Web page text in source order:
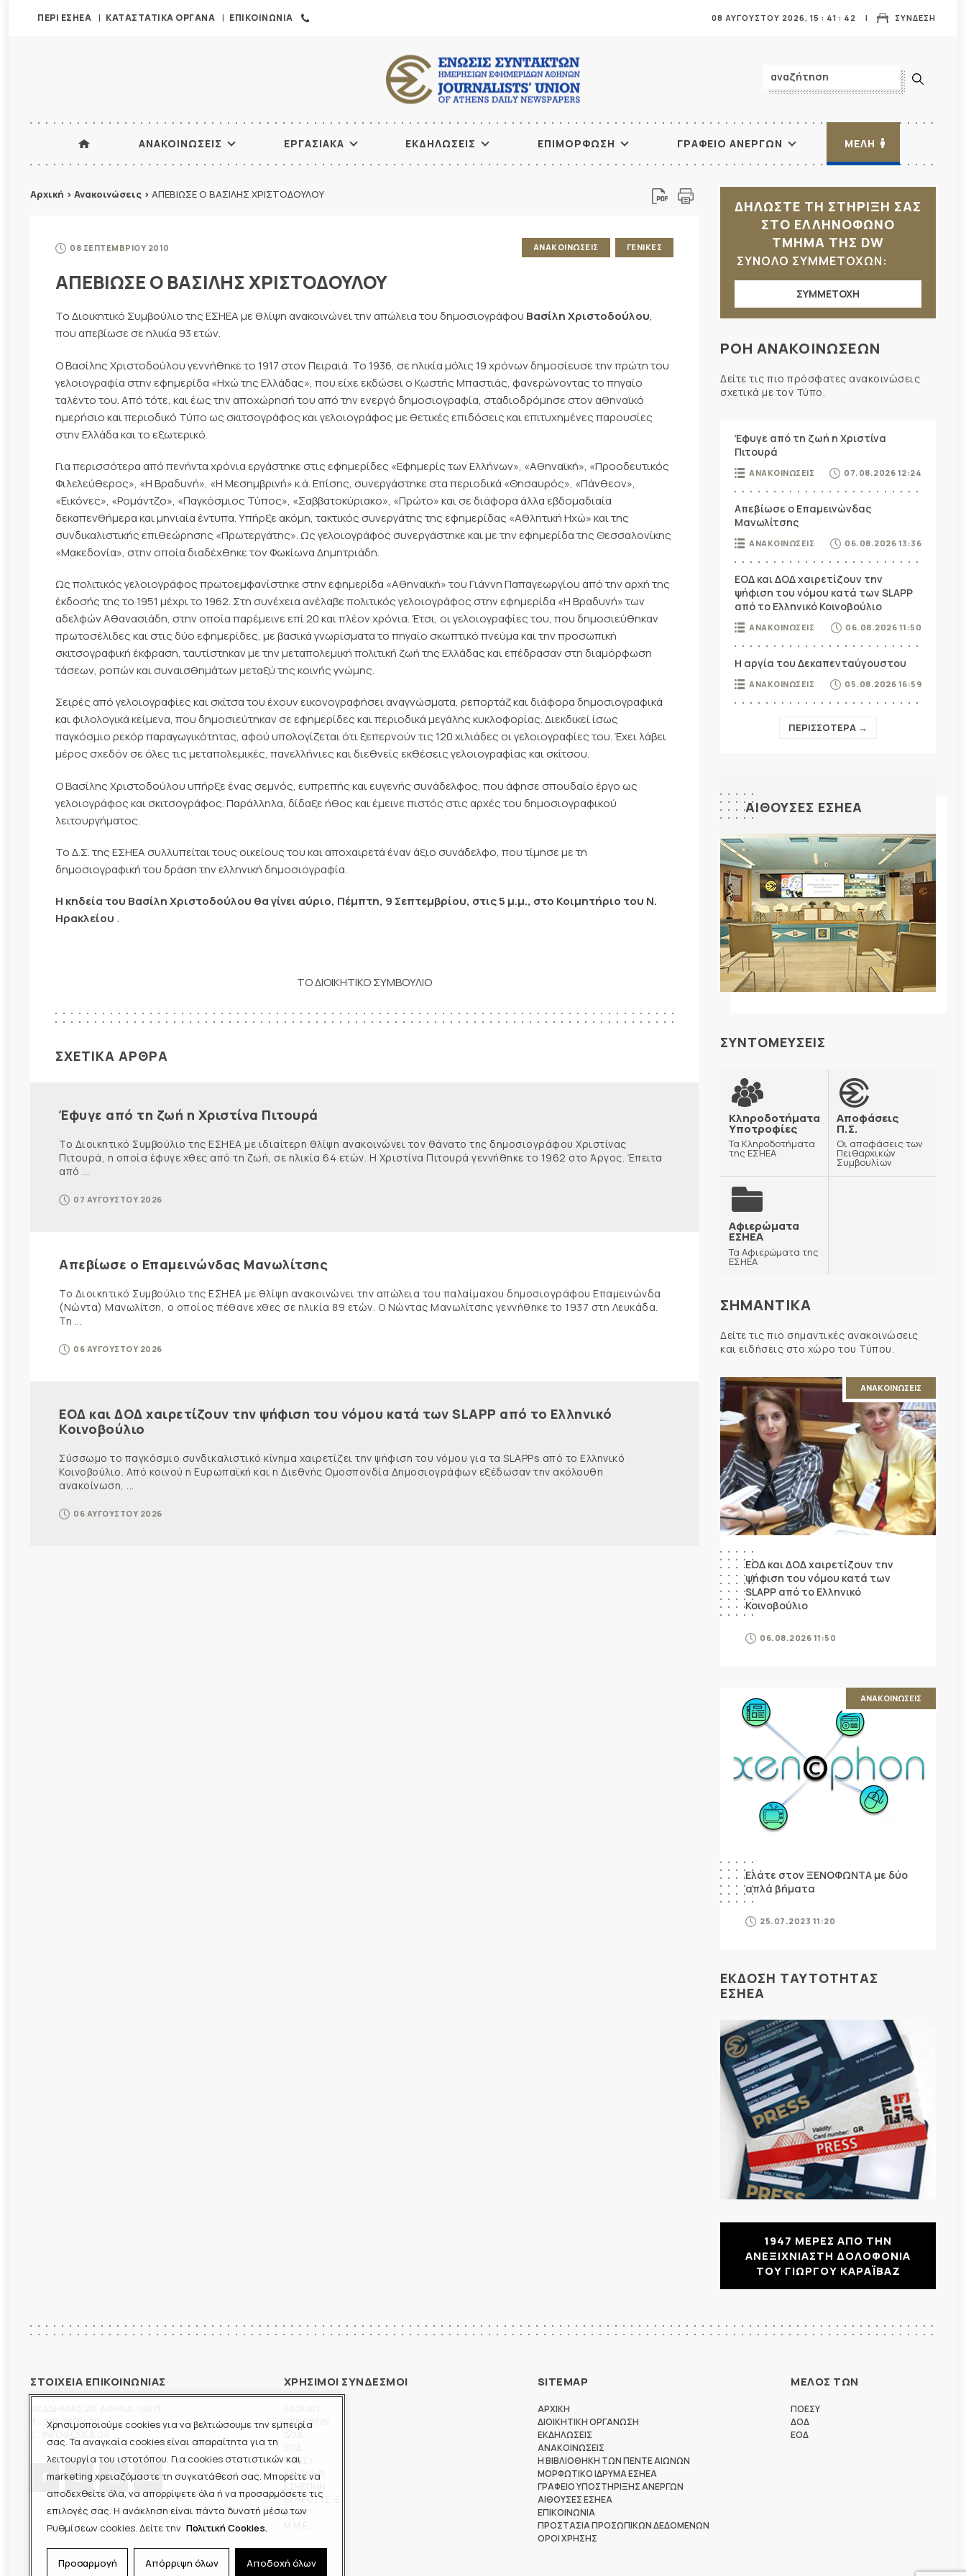
Χρησιμοποιούμε cookies για να βελτιώσουμε την εμπειρία
σας. Τα αναγκαία cookies είναι απαραίτητα για τη
λειτουργία του ιστοτόπου. Για cookies στατιστικών και
marketing χρειαζόμαστε τη συγκατάθεσή σας. Μπορείτε να
αποδεχθείτε όλα, να απορρίψετε όλα ή να προσαρμόσετε τις
επιλογές σας. Η ανάκληση είναι πάντα δυνατή μέσω των
Ρυθμίσεων cookies. Δείτε την Πολιτική Cookies.
Προσαρμογή Απόρριψη όλων Αποδοχή όλων
ΠΕΡΙ ΕΣΗΕΑ ΚΑΤΑΣΤΑΤΙΚΑ ΟΡΓΑΝΑ ΕΠΙΚΟΙΝΩΝΙΑ ΣΥΝΔΕΣΗ
08 ΑΥΓΟΥΣΤΟΥ 2026, 15 : 41 : 44
ΑΝΑΚΟΙΝΩΣΕΙΣ ΕΡΓΑΣΙΑΚΑ ΕΚΔΗΛΩΣΕΙΣ ΕΠΙΜΟΡΦΩΣΗ ΓΡΑΦΕΙΟ ΑΝΕΡΓΩΝ ΜΕΛΗ
Αρχική > Ανακοινώσεις > ΑΠΕΒΙΩΣΕ Ο ΒΑΣΙΛΗΣ ΧΡΙΣΤΟΔΟΥΛΟΥ
08 ΣΕΠΤΕΜΒΡΙΟΥ 2010 ΑΝΑΚΟΙΝΩΣΕΙΣ ΓΕΝΙΚΕΣ
ΑΠΕΒΙΩΣΕ Ο ΒΑΣΙΛΗΣ ΧΡΙΣΤΟΔΟΥΛΟΥ
Το Διοικητικό Συμβούλιο της ΕΣΗΕΑ με θλίψη ανακοινώνει την απώλεια του δημοσιογράφου Βασίλη Χριστοδούλου,
που απεβίωσε σε ηλικία 93 ετών.
Ο Βασίλης Χριστοδούλου γεννήθηκε το 1917 στον Πειραιά. Το 1936, σε ηλικία μόλις 19 χρόνων δημοσίευσε την πρώτη του
γελοιογραφία στην εφημερίδα «Ηχώ της Ελλάδας», που είχε εκδώσει ο Κωστής Μπαστιάς, φανερώνοντας το πηγαίο
ταλέντο του. Από τότε, και έως την αποχώρησή του από την ενεργό δημοσιογραφία, σταδιοδρόμησε στον αθηναϊκό
ημερήσιο και περιοδικό Τύπο ως σκιτσογράφος και γελοιογράφος με θετικές επιδόσεις και επιτυχημένες παρουσίες
στην Ελλάδα και το εξωτερικό.
Για περισσότερα από πενήντα χρόνια εργάστηκε στις εφημερίδες «Εφημερίς των Ελλήνων», «Αθηναϊκή», «Προοδευτικός
Φιλελεύθερος», «Η Βραδυνή», «Η Μεσημβρινή» κ.ά. Επίσης, συνεργάστηκε στα περιοδικά «Θησαυρός», «Πάνθεον»,
«Εικόνες», «Ρομάντζο», «Παγκόσμιος Τύπος», «Σαββατοκύριακο», «Πρώτο» και σε διάφορα άλλα εβδομαδιαία
δεκαπενθήμερα και μηνιαία έντυπα. Υπήρξε ακόμη, τακτικός συνεργάτης της εφημερίδας «Αθλητική Ηχώ» και της
συνδικαλιστικής επιθεώρησης «Πρωτεργάτης». Ως γελοιογράφος συνεργάστηκε και με την εφημερίδα της Θεσσαλονίκης
«Μακεδονία», στην οποία διαδέχθηκε τον Φωκίωνα Δημητριάδη.
Ως πολιτικός γελοιογράφος πρωτοεμφανίστηκε στην εφημερίδα «Αθηναϊκή» του Γιάννη Παπαγεωργίου από την αρχή της
έκδοσής της το 1951 μέχρι το 1962. Στη συνέχεια ανέλαβε πολιτικός γελοιογράφος στην εφημερίδα «Η Βραδυνή» των
αδελφών Αθανασιάδη, στην οποία παρέμεινε επί 20 και πλέον χρόνια. Έτσι, οι γελοιογραφίες του, που δημοσιεύθηκαν
πρωτοσέλιδες και στις δύο εφημερίδες, με βασικά γνωρίσματα το πηγαίο σκωπτικό πνεύμα και την προσωπική
σκιτσογραφική έκφραση, ταυτίστηκαν με την μεταπολεμική πολιτική ζωή της Ελλάδας και επέδρασαν στη διαμόρφωση
τάσεων, ροπών και συναισθημάτων μεταξύ της κοινής γνώμης.
Σειρές από γελοιογραφίες και σκίτσα του έχουν εικονογραφήσει αναγνώσματα, ρεπορτάζ και διάφορα δημοσιογραφικά
και φιλολογικά κείμενα, που δημοσιεύτηκαν σε εφημερίδες και περιοδικά μεγάλης κυκλοφορίας. Διεκδικεί ίσως
παγκόσμιο ρεκόρ παραγωγικότητας, αφού υπολογίζεται ότι ξεπερνούν τις 120 χιλιάδες οι γελοιογραφίες του. Έχει λάβει
μέρος σχεδόν σε όλες τις μεταπολεμικές, πανελλήνιες και διεθνείς εκθέσεις γελοιογραφίας και σκίτσου.
Ο Βασίλης Χριστοδούλου υπήρξε ένας σεμνός, ευπρεπής και ευγενής συνάδελφος, που άφησε σπουδαίο έργο ως
γελοιογράφος και σκιτσογράφος. Παράλληλα, δίδαξε ήθος και έμεινε πιστός στις αρχές του δημοσιογραφικού
λειτουργήματος.
Το Δ.Σ. της ΕΣΗΕΑ συλλυπείται τους οικείους του και αποχαιρετά έναν άξιο συνάδελφο, που τίμησε με τη
δημοσιογραφική του δράση την ελληνική δημοσιογραφία.
Η κηδεία του Βασίλη Χριστοδούλου θα γίνει αύριο, Πέμπτη, 9 Σεπτεμβρίου, στις 5 μ.μ., στο Κοιμητήριο του Ν.
Ηρακλείου .
ΤΟ ΔΙΟΙΚΗΤΙΚΟ ΣΥΜΒΟΥΛΙΟ
ΣΧΕΤΙΚΑ ΑΡΘΡΑ
Έφυγε από τη ζωή η Χριστίνα Πιτουρά
Το Διοικητικό Συμβούλιο της ΕΣΗΕΑ με ιδιαίτερη θλίψη ανακοινώνει τον θάνατο της δημοσιογράφου Χριστίνας
Πιτουρά, η οποία έφυγε χθες από τη ζωή, σε ηλικία 64 ετών. Η Χριστίνα Πιτουρά γεννήθηκε το 1962 στο Άργος. Έπειτα
από ...
07 ΑΥΓΟΥΣΤΟΥ 2026
Απεβίωσε ο Επαμεινώνδας Μανωλίτσης
Το Διοικητικό Συμβούλιο της ΕΣΗΕΑ με θλίψη ανακοινώνει την απώλεια του παλαίμαχου δημοσιογράφου Επαμεινώνδα
(Νώντα) Μανωλίτση, ο οποίος πέθανε χθες σε ηλικία 89 ετών. Ο Νώντας Μανωλίτσης γεννήθηκε το 1937 στη Λευκάδα.
Τη ...
06 ΑΥΓΟΥΣΤΟΥ 2026
ΕΟΔ και ΔΟΔ χαιρετίζουν την ψήφιση του νόμου κατά των SLAPP από το Ελληνικό
Κοινοβούλιο
Σύσσωμο το παγκόσμιο συνδικαλιστικό κίνημα χαιρετίζει την ψήφιση του νόμου για τα SLAPPs από το Ελληνικό
Κοινοβούλιο. Από κοινού η Ευρωπαϊκή και η Διεθνής Ομοσπονδία Δημοσιογράφων εξέδωσαν την ακόλουθη
ανακοίνωση, ...
06 ΑΥΓΟΥΣΤΟΥ 2026
ΔΗΛΩΣΤΕ ΤΗ ΣΤΗΡΙΞΗ ΣΑΣ
ΣΤΟ ΕΛΛΗΝΟΦΩΝΟ
ΤΜΗΜΑ ΤΗΣ DW
ΣΥΝΟΛΟ ΣΥΜΜΕΤΟΧΩΝ:
ΣΥΜΜΕΤΟΧΗ
ΡΟΗ ΑΝΑΚΟΙΝΩΣΕΩΝ
Δείτε τις πιο πρόσφατες ανακοινώσεις
σχετικά με τον Τύπο.
Έφυγε από τη ζωή η Χριστίνα
Πιτουρά
ΑΝΑΚΟΙΝΩΣΕΙΣ 07.08.2026 12:24
Απεβίωσε ο Επαμεινώνδας
Μανωλίτσης
ΑΝΑΚΟΙΝΩΣΕΙΣ 06.08.2026 13:36
ΕΟΔ και ΔΟΔ χαιρετίζουν την
ψήφιση του νόμου κατά των SLAPP
από το Ελληνικό Κοινοβούλιο
ΑΝΑΚΟΙΝΩΣΕΙΣ 06.08.2026 11:50
Η αργία του Δεκαπενταύγουστου
ΑΝΑΚΟΙΝΩΣΕΙΣ 05.08.2026 16:59
ΠΕΡΙΣΣΟΤΕΡΑ →
ΑΙΘΟΥΣΕΣ ΕΣΗΕΑ
ΣΥΝΤΟΜΕΥΣΕΙΣ
Κληροδοτήματα
Υποτροφίες
Τα Κληροδοτήματα
της ΕΣΗΕΑ
Αποφάσεις
Π.Σ.
Οι αποφάσεις των
Πειθαρχικών
Συμβουλίων
Αφιερώματα
ΕΣΗΕΑ
Τα Αφιερώματα της
ΕΣΗΕΑ
ΣΗΜΑΝΤΙΚΑ
Δείτε τις πιο σημαντικές ανακοινώσεις
και ειδήσεις στο χώρο του Τύπου.
ΑΝΑΚΟΙΝΩΣΕΙΣ
ΕΟΔ και ΔΟΔ χαιρετίζουν την
ψήφιση του νόμου κατά των
SLAPP από το Ελληνικό
Κοινοβούλιο
06.08.2026 11:50
ΑΝΑΚΟΙΝΩΣΕΙΣ
Ελάτε στον ΞΕΝΟΦΩΝΤΑ με δύο
απλά βήματα
25.07.2023 11:20
ΕΚΔΟΣΗ ΤΑΥΤΟΤΗΤΑΣ
ΕΣΗΕΑ
1947 ΜΕΡΕΣ ΑΠΟ ΤΗΝ
ΑΝΕΞΙΧΝΙΑΣΤΗ ΔΟΛΟΦΟΝΙΑ
ΤΟΥ ΓΙΩΡΓΟΥ ΚΑΡΑΪΒΑΖ
ΣΤΟΙΧΕΙΑ ΕΠΙΚΟΙΝΩΝΙΑΣ
210-3675400
ΧΡΗΣΙΜΟΙ ΣΥΝΔΕΣΜΟΙ
ΞΕΝΟΦΩΝ
ΠΟΕΣΥ
ΕΣΗΕΜ-Θ
ΕΣΗΕΘΣΤΕ-Ε
ΕΣΠΗΤ
SITEMAP
ΑΡΧΙΚΗ
ΔΙΟΙΚΗΤΙΚΗ ΟΡΓΑΝΩΣΗ
ΕΚΔΗΛΩΣΕΙΣ
ΑΝΑΚΟΙΝΩΣΕΙΣ
Η ΒΙΒΛΙΟΘΗΚΗ ΤΩΝ ΠΕΝΤΕ ΑΙΩΝΩΝ
ΜΟΡΦΩΤΙΚΟ ΙΔΡΥΜΑ ΕΣΗΕΑ
ΓΡΑΦΕΙΟ ΥΠΟΣΤΗΡΙΞΗΣ ΑΝΕΡΓΩΝ
ΑΙΘΟΥΣΕΣ ΕΣΗΕΑ
ΕΠΙΚΟΙΝΩΝΙΑ
ΠΡΟΣΤΑΣΙΑ ΠΡΟΣΩΠΙΚΩΝ ΔΕΔΟΜΕΝΩΝ
ΟΡΟΙ ΧΡΗΣΗΣ
ΜΕΛΟΣ ΤΩΝ
ΠΟΕΣΥ
ΔΟΔ
ΕΟΔ